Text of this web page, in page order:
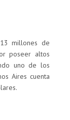
millones de
poseer altos
uno de los
Aires cuenta